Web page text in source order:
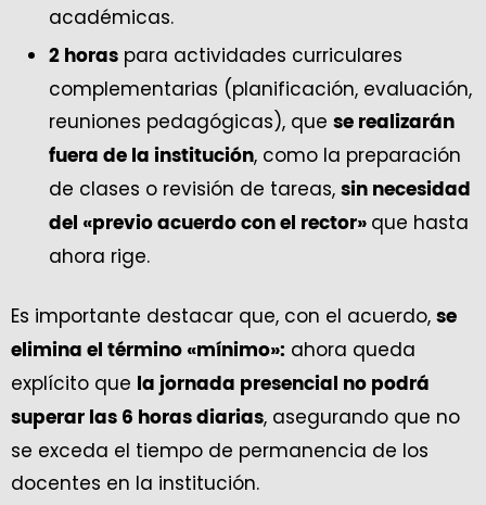
académicas.
2 horas para actividades curriculares
complementarias (planificación, evaluación,
reuniones pedagógicas), que se realizarán
fuera de la institución, como la preparación
de clases o revisión de tareas, sin necesidad
del «previo acuerdo con el rector» que hasta
ahora rige.
Es importante destacar que, con el acuerdo, se
elimina el término «mínimo»: ahora queda
explícito que
la jornada presencial no podrá
superar las 6 horas diarias, asegurando que no
se exceda el tiempo de permanencia de los
docentes en la institución.